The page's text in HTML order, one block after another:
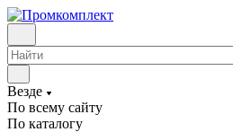
Везде
По всему сайту
По каталогу